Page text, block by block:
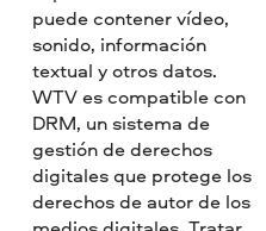
puede contener vídeo,
sonido, información
textual y otros datos.
WTV es compatible con
DRM, un sistema de
gestión de derechos
digitales que protege los
derechos de autor de los